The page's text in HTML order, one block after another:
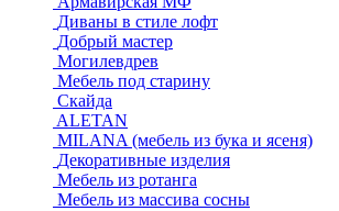
Диваны в стиле лофт
Добрый мастер
Могилевдрев
Мебель под старину
Скайда
ALETAN
MILANA (мебель из бука и ясеня)
Декоративные изделия
Мебель из ротанга
Мебель из массива сосны